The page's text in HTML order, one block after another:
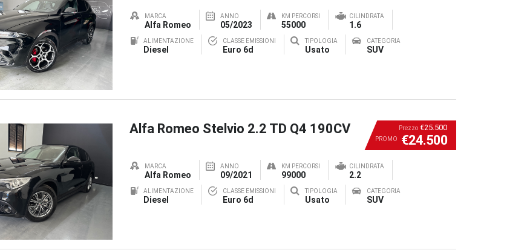
MARCA
Alfa Romeo
ANNO
05/2023
KM PERCORSI
55000
CILINDRATA
1.6
ALIMENTAZIONE
Diesel
CLASSE EMISSIONI
Euro 6d
TIPOLOGIA
Usato
CATEGORIA
SUV
Prezzo €25.500
PROMO €24.500
Alfa Romeo Stelvio 2.2 TD Q4 190CV
MARCA
Alfa Romeo
ANNO
09/2021
KM PERCORSI
99000
CILINDRATA
2.2
ALIMENTAZIONE
Diesel
CLASSE EMISSIONI
Euro 6d
TIPOLOGIA
Usato
CATEGORIA
SUV